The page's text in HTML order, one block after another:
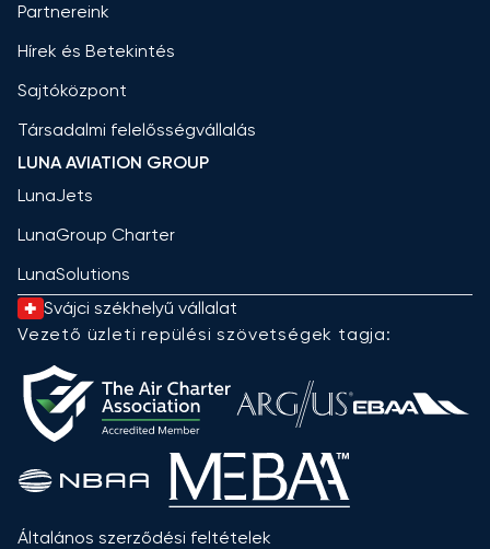
Partnereink
Hírek és Betekintés
Sajtóközpont
Társadalmi felelősségvállalás
LUNA AVIATION GROUP
LunaJets
LunaGroup Charter
LunaSolutions
Svájci székhelyű vállalat
Vezető üzleti repülési szövetségek tagja:
Általános szerződési feltételek